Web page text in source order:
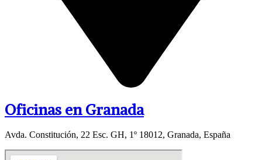
Oficinas en Granada
Avda. Constitución, 22 Esc. GH, 1º 18012, Granada, España